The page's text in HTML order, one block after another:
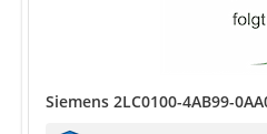
Siemens 2LC0100-4AB99-